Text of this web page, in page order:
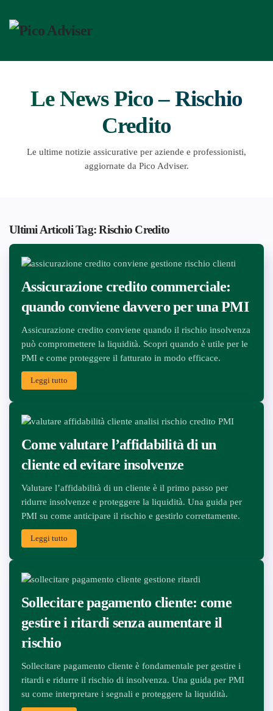
Passa
contenuto
Le News Pico – Rischio
Credito
Le ultime notizie assicurative per aziende e professionisti,
aggiornate da Pico Adviser.
Ultimi Articoli Tag: Rischio Credito
Assicurazione credito commerciale:
quando conviene davvero per una PMI
Assicurazione credito conviene quando il rischio insolvenza
può compromettere la liquidità. Scopri quando è utile per le
PMI e come proteggere il fatturato in modo efficace.
Leggi tutto
Come valutare l’affidabilità di un
cliente ed evitare insolvenze
Valutare l’affidabilità di un cliente è il primo passo per
ridurre insolvenze e proteggere la liquidità. Una guida per
PMI su come anticipare il rischio e gestirlo correttamente.
Leggi tutto
Sollecitare pagamento cliente: come
gestire i ritardi senza aumentare il
rischio
Sollecitare pagamento cliente è fondamentale per gestire i
ritardi e ridurre il rischio di insolvenza. Una guida per PMI
su come interpretare i segnali e proteggere la liquidità.